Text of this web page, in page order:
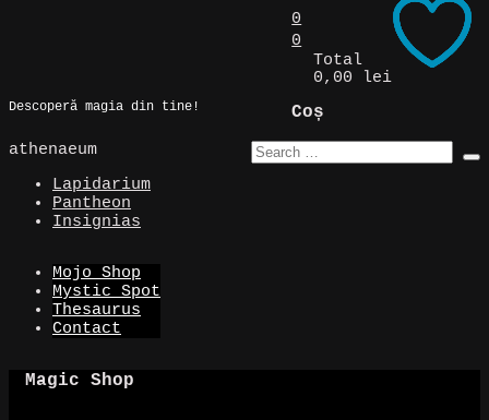
Descoperă magia din tine!
0
0
Total
0,00 lei
Coș
athenaeum
Lapidarium
Pantheon
Insignias
Mojo Shop
Mystic Spot
Thesaurus
Contact
Magic Shop